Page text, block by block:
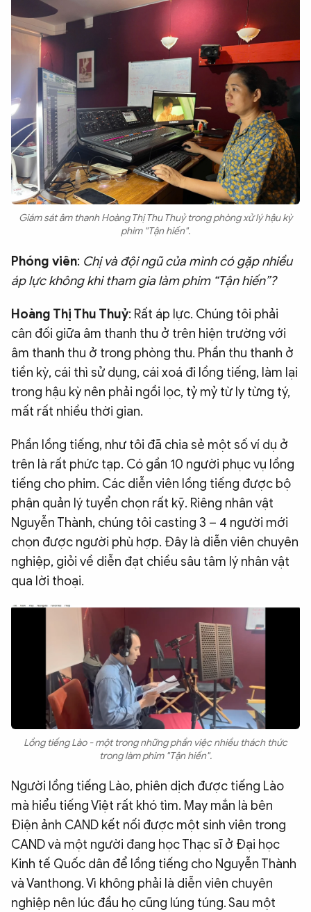
Giám sát âm thanh Hoàng Thị Thu Thuỷ trong phòng xử lý hậu kỳ
phim "Tận hiến".
Phóng viên: Chị và đội ngũ của mình có gặp nhiều
áp lực không khi tham gia làm phim “Tận hiến”?
Hoàng Thị Thu Thuỷ: Rất áp lực. Chúng tôi phải
cân đối giữa âm thanh thu ở trên hiện trường với
âm thanh thu ở trong phòng thu. Phần thu thanh ở
tiền kỳ, cái thì sử dụng, cái xoá đi lồng tiếng, làm lại
trong hậu kỳ nên phải ngồi lọc, tỷ mỷ từ ly từng tý,
mất rất nhiều thời gian.
Phần lồng tiếng, như tôi đã chia sẻ một số ví dụ ở
trên là rất phức tạp. Có gần 10 người phục vụ lồng
tiếng cho phim. Các diễn viên lồng tiếng được bộ
phận quản lý tuyển chọn rất kỹ. Riêng nhân vật
Nguyễn Thành, chúng tôi casting 3 – 4 người mới
chọn được người phù hợp. Đây là diễn viên chuyên
nghiệp, giỏi về diễn đạt chiều sâu tâm lý nhân vật
qua lời thoại.
Lồng tiếng Lào - một trong những phần việc nhiều thách thức
trong làm phim "Tận hiến".
Người lồng tiếng Lào, phiên dịch được tiếng Lào
mà hiểu tiếng Việt rất khó tìm. May mắn là bên
Điện ảnh CAND kết nối được một sinh viên trong
CAND và một người đang học Thạc sĩ ở Đại học
Kinh tế Quốc dân để lồng tiếng cho Nguyễn Thành
và Vanthong. Vì không phải là diễn viên chuyên
nghiệp nên lúc đầu họ cũng lúng túng. Sau một